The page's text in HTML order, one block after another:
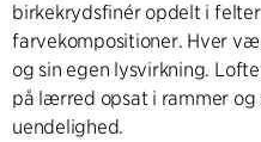
birkekrydsfinér opdelt i
farvekompositioner. Hver
og sin egen lysvirkning.
på lærred opsat i rammer og
uendelighed.